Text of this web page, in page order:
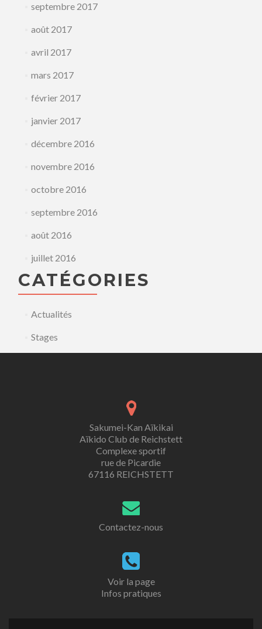
septembre 2017
août 2017
avril 2017
mars 2017
février 2017
janvier 2017
décembre 2016
novembre 2016
octobre 2016
septembre 2016
août 2016
juillet 2016
CATÉGORIES
Actualités
Stages
Sakumei-Kan Aïkikai
Aïkido Club de Reichstett
Complexe sportif
rue de Picardie
67116 REICHSTETT
Contactez-nous
Voir la page
Infos pratiques